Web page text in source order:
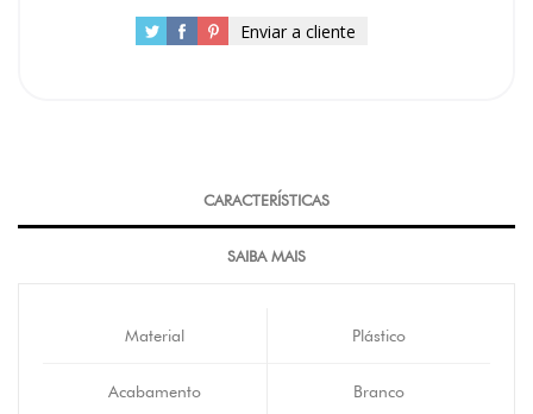
Enviar a cliente
CARACTERÍSTICAS
SAIBA MAIS
Material Plástico
Acabamento Branco